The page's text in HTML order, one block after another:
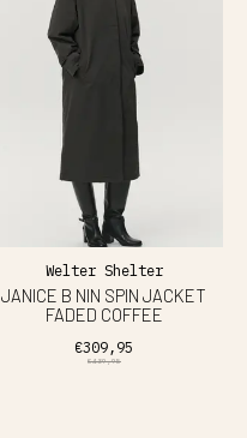
Welter Shelter
JANICE B NIN SPIN JACKET
FADED COFFEE
€309,95
€439,95